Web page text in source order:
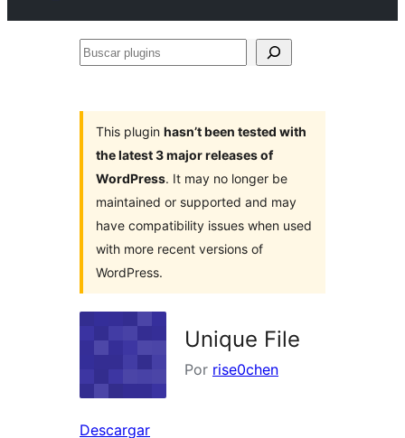
Buscar
This plugin hasn’t been tested with
the latest 3 major releases of
WordPress. It may no longer be
maintained or supported and may
have compatibility issues when used
with more recent versions of
WordPress.
Unique File
Por rise0chen
Descargar